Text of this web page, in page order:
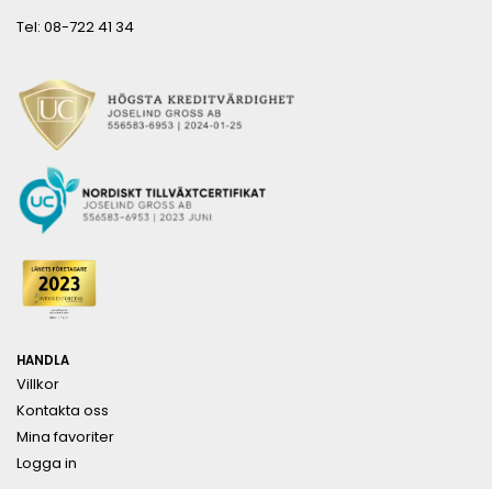
Tel: 08-722 41 34
HANDLA
Villkor
Kontakta oss
Mina favoriter
Logga in